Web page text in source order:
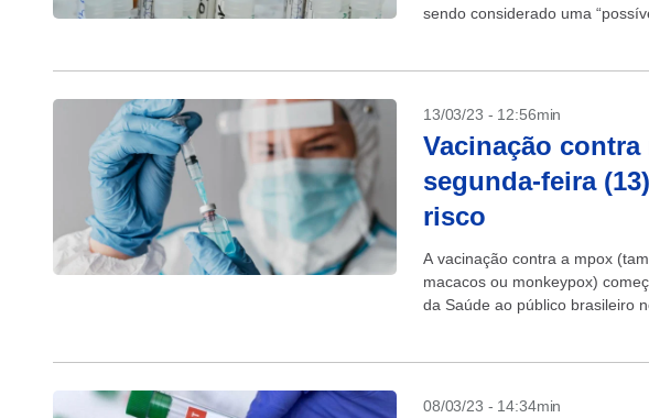
sendo considerado uma
13/03/23 - 12:56min
Vacinação
segunda-feira
risco
A vacinação contra a mpox
macacos ou monkeypox)
da Saúde ao público brasileiro
08/03/23 - 14:34min